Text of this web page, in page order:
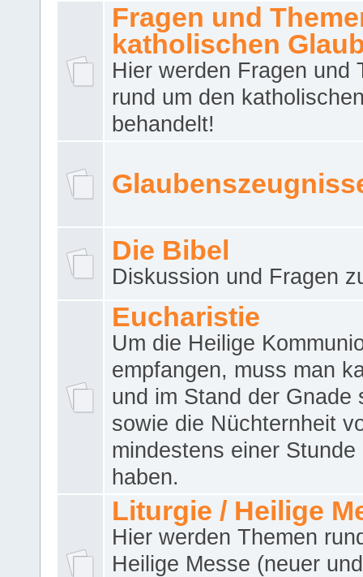
Fragen und
katholischen
Hier werden Fragen und
rund um den
behandelt!
Die Bibel
Diskussion und Fragen
Eucharistie
Um die Heilige
empfangen, muss man
und im Stand der Gnade
sowie die Nüchternheit
mindestens einer Stunde
haben.
Liturgie / Heilige
Hier werden Themen
Heilige Messe (neuer